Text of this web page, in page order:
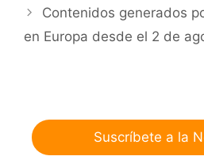
Contenidos generados
en Europa desde el 2 de
Suscríbete a la